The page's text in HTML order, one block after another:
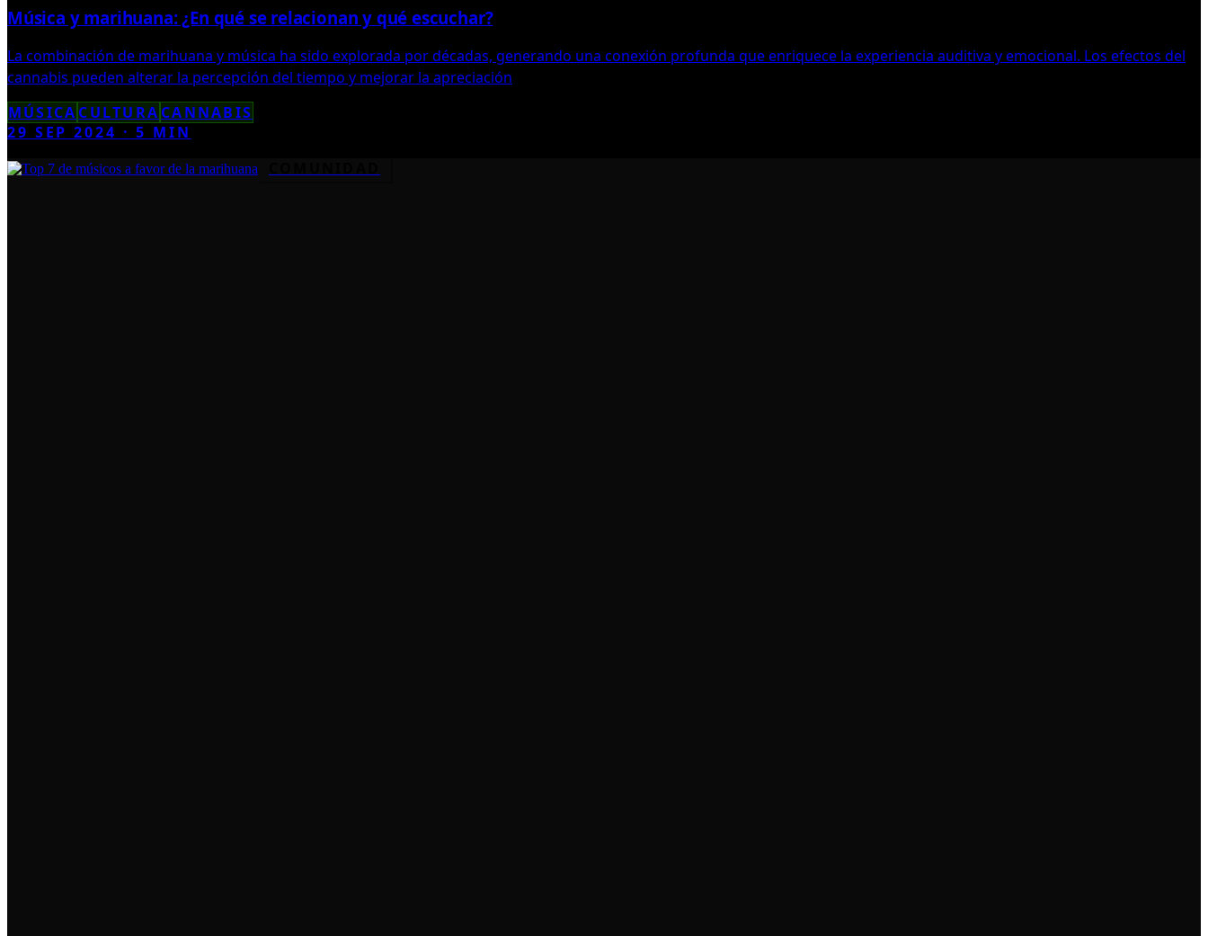
Música y marihuana: ¿En qué se relacionan y qué escuchar?
La combinación de marihuana y música ha sido explorada por décadas, generando una conexión profunda que enriquece la experiencia auditiva y emocional. Los efectos del
cannabis pueden alterar la percepción del tiempo y mejorar la apreciación
MÚSICA CULTURA CANNABIS
29 SEP 2024 ·5 MIN